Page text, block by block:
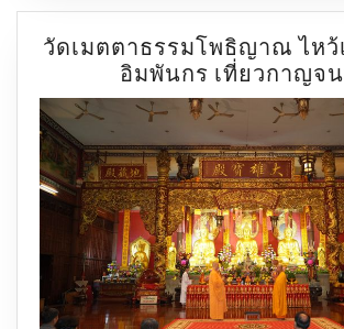
วัดเมตตาธรรมโพธิญาณ ไหว้
อิมพันกร เที่ยวกาญจ